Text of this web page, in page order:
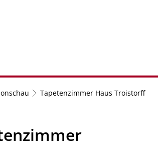
Tapetenzimmer Haus Troistorff